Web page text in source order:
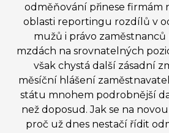
odměňování přinese firmám
oblasti reportingu rozdílů v
mužů i právo zaměstnanců
mzdách na srovnatelných
však chystá další zásadní
měsíční hlášení
státu mnohem podrobnější
než doposud. Jak se na
proč už dnes nestačí řídit